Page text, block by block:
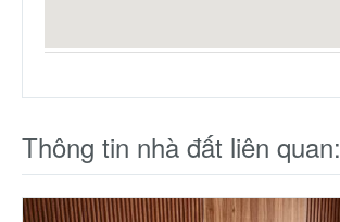
Thông tin nhà đất liên quan: